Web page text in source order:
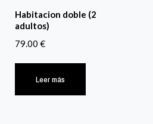
Habitacion doble (2
adultos)
79.00 €
Leer más